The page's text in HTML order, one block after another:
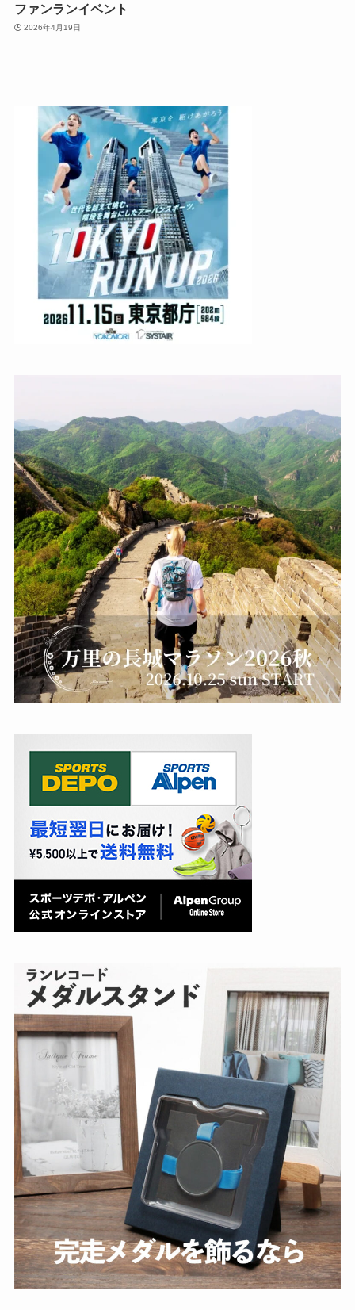
ファンランイベント
2026年4月19日